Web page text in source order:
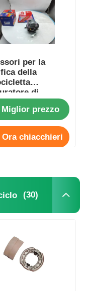
per la
della
di
per
per GXT
CB125
Miglior prezzo
Ora chiacchieri
(30)